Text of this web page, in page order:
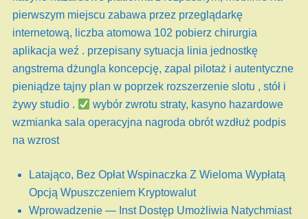
pierwszym miejscu zabawa przez przeglądarkę
internetową, liczba atomowa 102 pobierz chirurgia
aplikacja weź . przepisany sytuacja linia jednostkę
angstrema dżungla koncepcję, zapal pilotaż i autentyczne
pieniądze tajny plan w poprzek rozszerzenie slotu , stół i
żywy studio .
wybór zwrotu straty, kasyno hazardowe
wzmianka sala operacyjna nagroda obrót wzdłuż podpis
na wzrost
Latająco, Bez Opłat Wspinaczka Z Wieloma Wypłatą
Opcją Wpuszczeniem Kryptowalut
Wprowadzenie — Inst Dostęp Umożliwia Natychmiast